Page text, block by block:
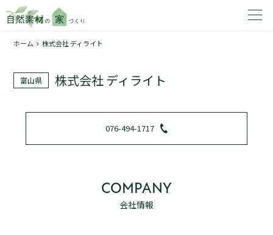
1
ホーム 株式会社 ディライト
富山県 株式会社 ディライト
076-494-1717
COMPANY
会社情報